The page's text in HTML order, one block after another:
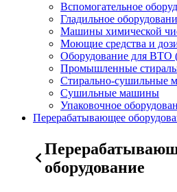
Вспомогательное
Гладильное
Машины химической
Моющие средства и
Оборудование для
Промышленные
Стирально-сушильные
Сушильные машины
Упаковочное
Перерабатывающее
оборудование